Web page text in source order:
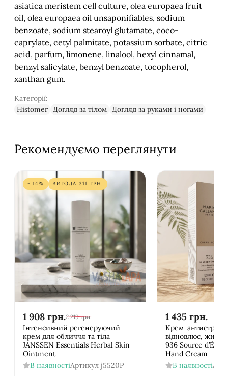
asiatica meristem cell culture, olea europaea fruit
oil, olea europaea oil unsaponifiables, sodium
benzoate, sodium stearoyl glutamate, coco-
caprylate, cetyl palmitate, potassium sorbate, citric
acid, parfum, limonene, linalool, hexyl cinnamal,
benzyl salicylate, benzyl benzoate, tocopherol,
xanthan gum.
Категорії:
Histomer Догляд за тілом Догляд за руками і ногами
Рекомендуємо переглянути
- 14% ВИГОДА 311 ГРН.
1 908 грн.2 219 грн.
Інтенсивний регенеруючий
крем для обличчя та тіла
JANSSEN Essentials Herbal Skin
Ointment
В наявностіАртикул j5520P
1 435 грн.
Крем-антистрес
відновлює,
936 Source
Hand Cream
В наявності